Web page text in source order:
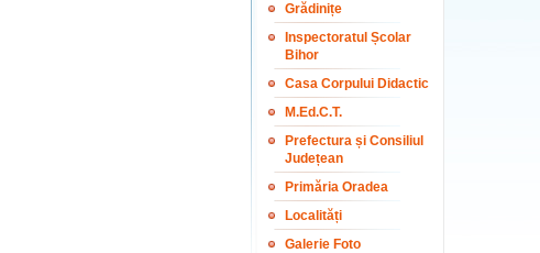
Grădinițe
Inspectoratul Școlar
Bihor
Casa Corpului Didactic
M.Ed.C.T.
Prefectura și Consiliul
Județean
Primăria Oradea
Localități
Galerie Foto